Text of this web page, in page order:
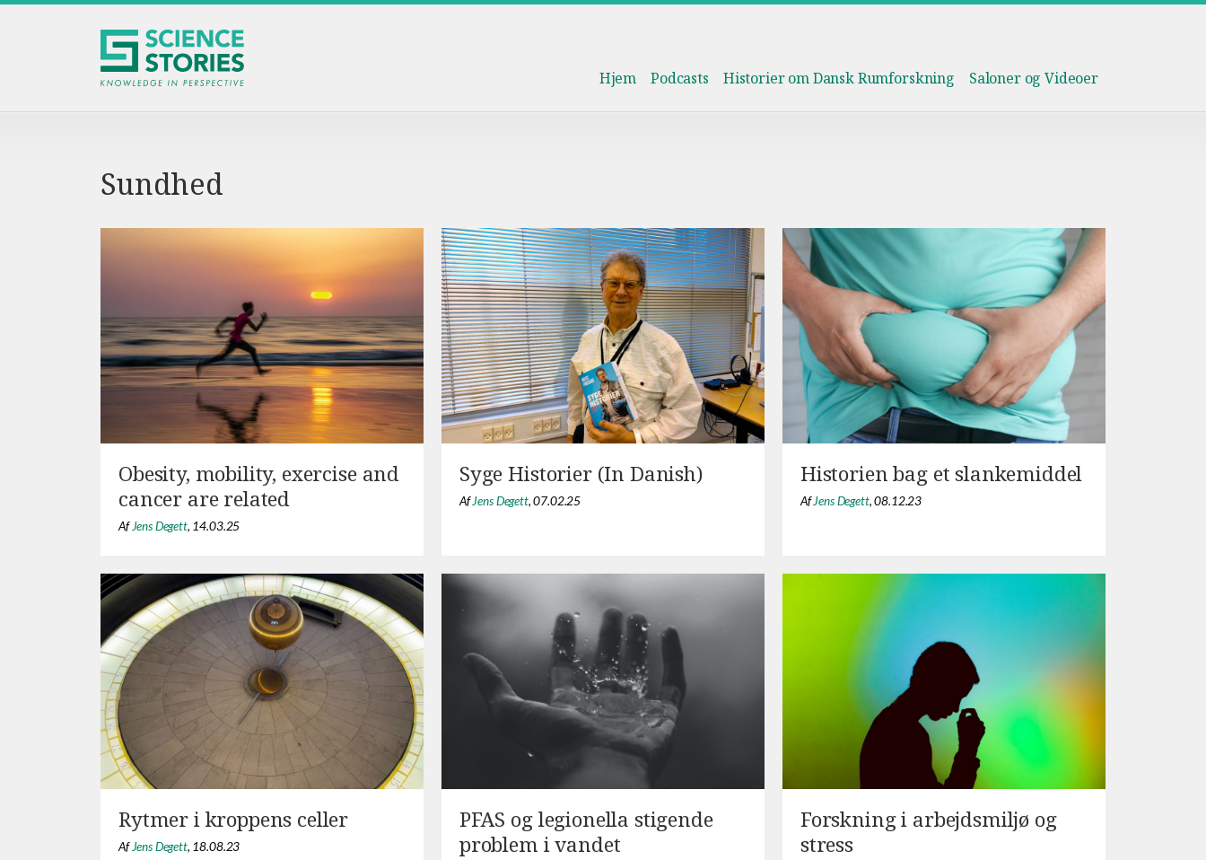
Hjem Podcasts Historier om Dansk Rumforskning Saloner og Videoer
Sundhed
Obesity, mobility, exercise and
cancer are related
Af Jens Degett, 14.03.25
Syge Historier (In Danish)
AfJens Degett,07.02.25
Historien bag et slankemiddel
AfJens Degett,08.12.23
Rytmer i kroppens celler
Af Jens Degett, 18.08.23
PFAS og legionella stigende
problem i vandet
Forskning i arbejdsmiljø og
stress